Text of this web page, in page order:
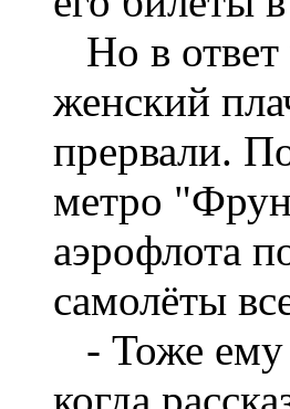
Но в ответ
женский
прервали.
метро
аэрофлота
самолёты
- Тоже ему